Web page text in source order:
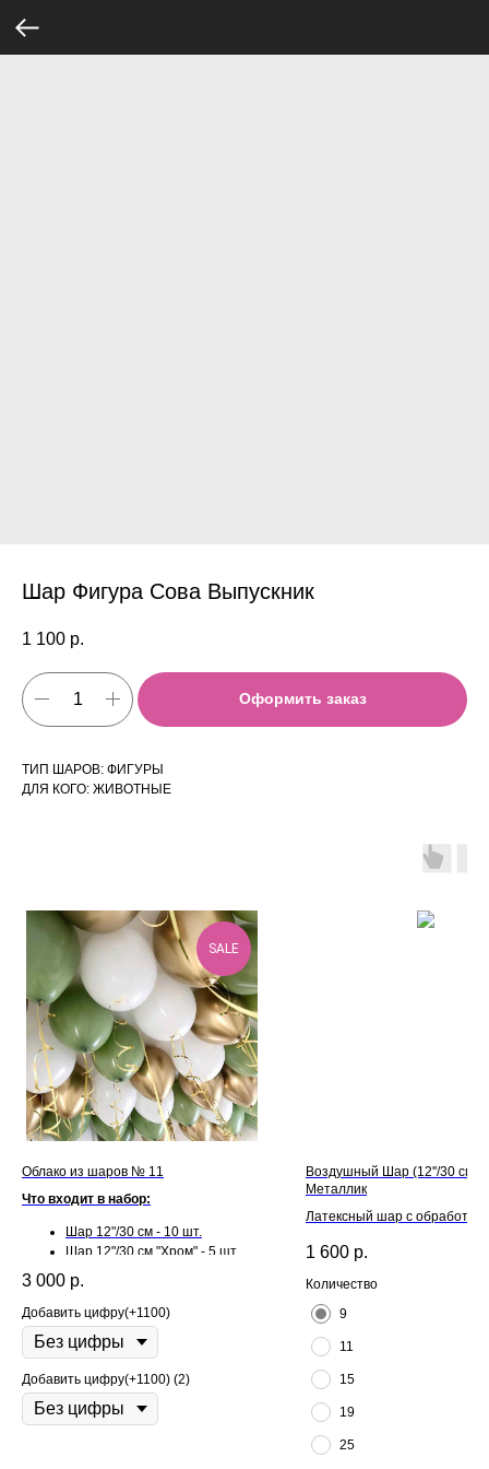
Шар Фигура Сова Выпускник
1 100 р.
Оформить заказ
ТИП ШАРОВ: ФИГУРЫ
ДЛЯ КОГО: ЖИВОТНЫЕ
SALE
Облако из шаров № 11
Что входит в набор:
Шар 12"/30 см - 10 шт.
Шар 12"/30 см "Хром" - 5 шт.
3 000 р.
Добавить цифру(+1100)
Добавить цифру(+1100) (2)
Воздушный Шар (12''/30 см)
Металлик
Латексный шар с
1 600 р.
Количество
9
11
15
19
25